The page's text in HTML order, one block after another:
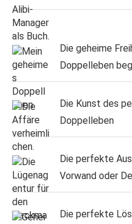
Die geheime
Doppelleben
Die Kunst des
Doppelleben
Die perfekte
Vorwand oder
Die perfekte